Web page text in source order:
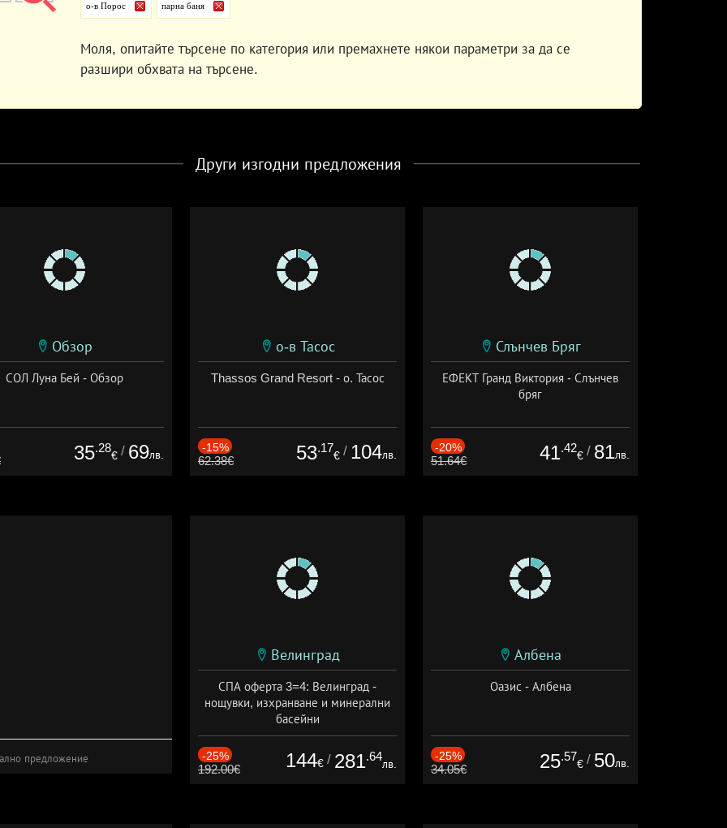
о-в Порос парна баня
Моля, опитайте търсене по категория или премахнете някои параметри за да се
разшири обхвата на търсене.
Други изгодни предложения
Обзор
СОЛ Луна Бей - Обзор
35.28
€ / 69лв.
о-в Тасос
Thassos Grand Resort - о. Тасос
-15%
62.38€ 53.17
€ / 104лв.
Слънчев Бряг
ЕФЕКТ Гранд Виктория - Слънчев
бряг
-20%
51.64€ 41.42
€ / 81лв.
предложение
Велинград
СПА оферта 3=4: Велинград -
нощувки, изхранване и минерални
басейни
Дата: 01.07 - 30.09 + полупансион
-25%
192.00€ 144€ / 281.64
лв.
Албена
Оазис - Албена
-25%
34.05€ 25.57
€ / 50лв.